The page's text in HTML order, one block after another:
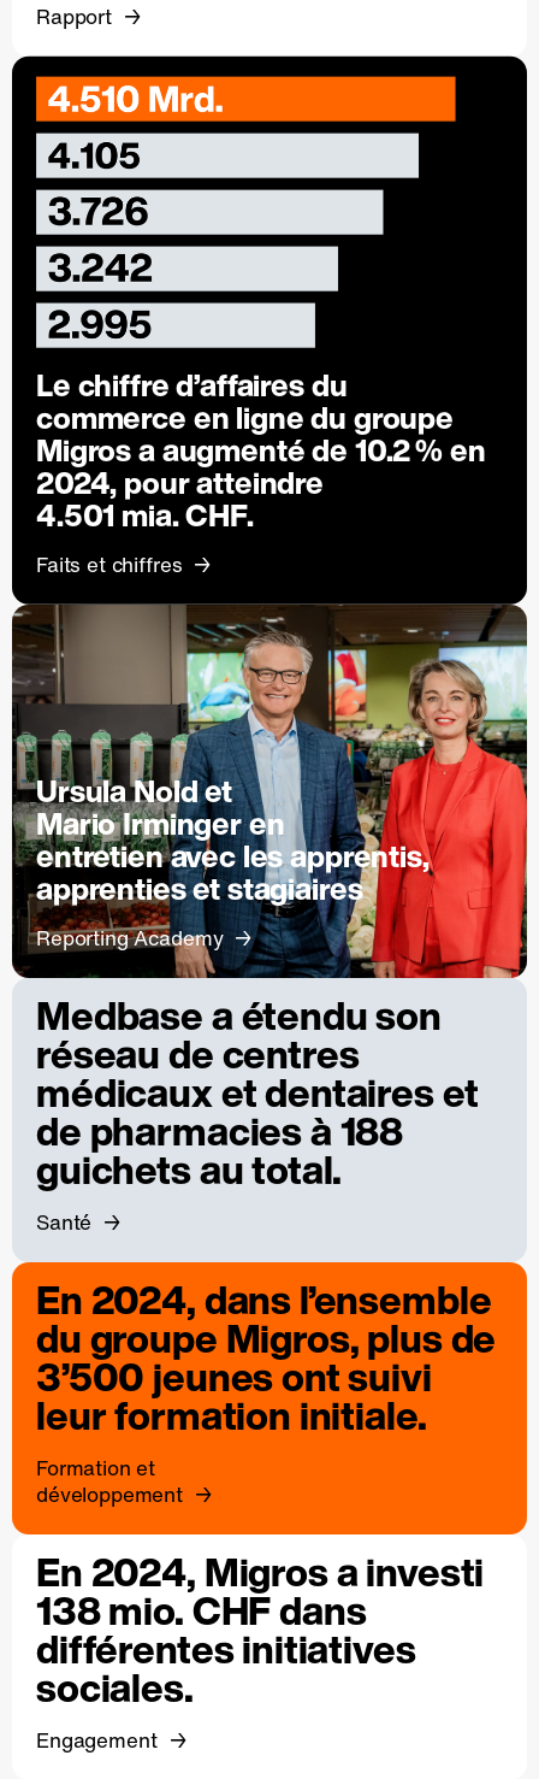
Rapport
Le chiffre d’affaires du
commerce en ligne du groupe
Migros a augmenté de10.2 %en
2024, pour atteindre
4.501 mia. CHF.
Faits et chiffres
Ursula Nold et
Mario Irminger en
entretien avec les apprentis,
apprenties et stagiaires
Reporting Academy
Medbase a étendu son
réseau de centres
médicaux et dentaires et
de pharmacies à 188
guichets au total.
Santé
En 2024, dans l’ensemble
du groupe Migros, plus de
3’500 jeunes ont suivi
leur formation initiale.
Formation et
développement
En 2024, Migros a investi
138 mio. CHF dans
différentes initiatives
sociales.
Engagement